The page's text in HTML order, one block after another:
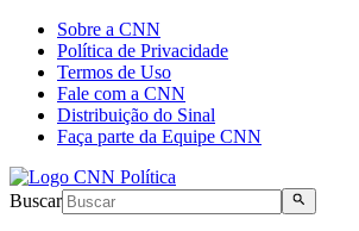
Sobre a CNN
Política de Privacidade
Termos de Uso
Fale com a CNN
Distribuição do Sinal
Faça parte da Equipe CNN
Buscar